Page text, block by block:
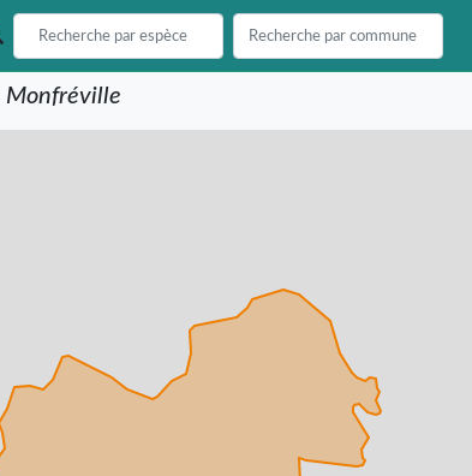
Monfréville